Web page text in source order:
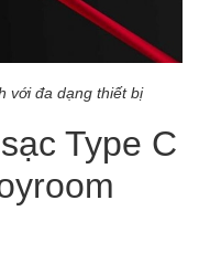
với đa dạng thiết bị
Type C